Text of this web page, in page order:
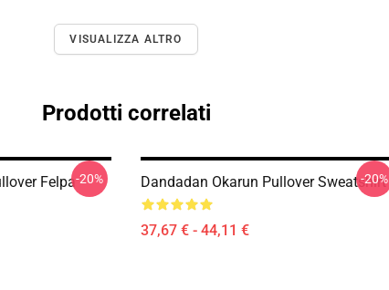
VISUALIZZA ALTRO
Prodotti correlati
Felpa-20% Dandadan Okarun Pullover Sweatshirt
37,67 € - 44,11 €
-20%